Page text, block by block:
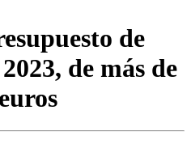
de
de más de